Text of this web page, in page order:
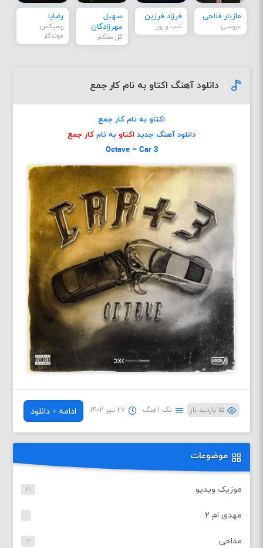
مازیار فلاحی
عروسی
فرزاد فرزین
شب و روز
سهیل
مهرزادگان
گل سنگم
رضایا
ریمیکس
موندگار
دانلود آهنگ اکتاو به نام کار جمع
اکتاو به نام کار جمع
دانلود آهنگ جدید اکتاو به نام کار جمع
Octave – Car 3
۱۵ بازدید بار تک آهنگ ۲۷ تیر ۱۴۰۲ ادامه + دانلود
موضوعات
موزیک ویدیو ۴۱
مهدی ام ۲ ۱
مداحی ۱۳